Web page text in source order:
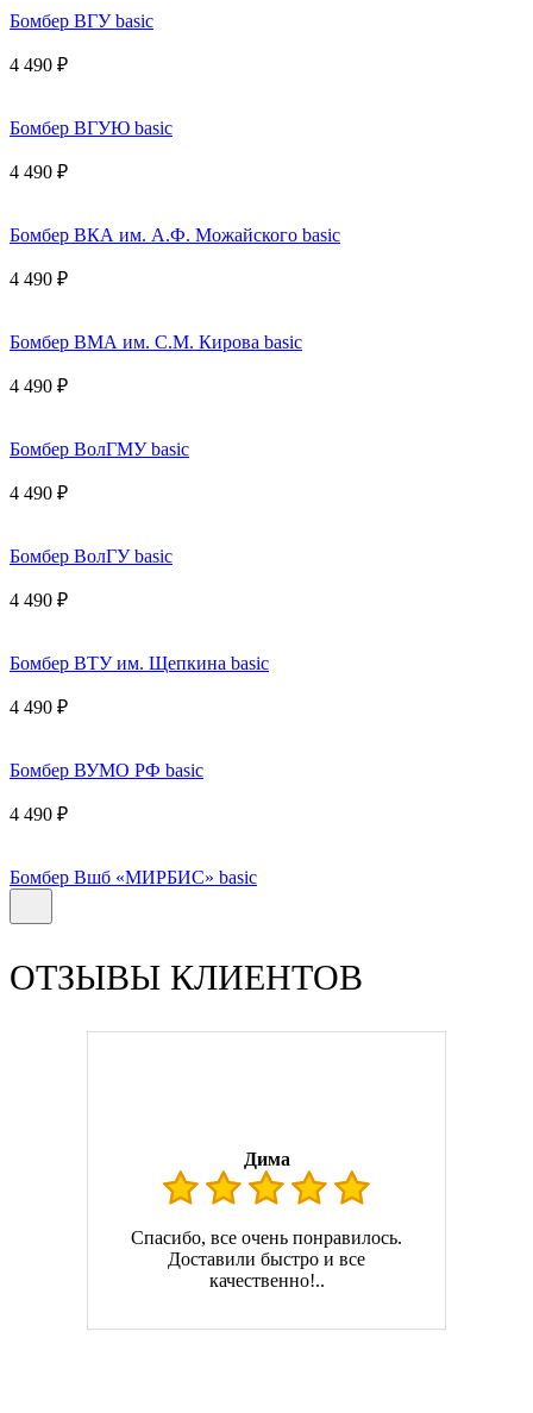
Бомбер ВГУ basic
4 490 ₽
Бомбер ВГУЮ basic
4 490 ₽
Бомбер ВКА им. А.Ф. Можайского basic
4 490 ₽
Бомбер ВМА им. С.М. Кирова basic
4 490 ₽
Бомбер ВолГМУ basic
4 490 ₽
Бомбер ВолГУ basic
4 490 ₽
Бомбер ВТУ им. Щепкина basic
4 490 ₽
Бомбер ВУМО РФ basic
4 490 ₽
Бомбер Вшб «МИРБИС» basic
ОТЗЫВЫ КЛИЕНТОВ
Дима
Спасибо, все очень понравилось.
Доставили быстро и все
качественно!..